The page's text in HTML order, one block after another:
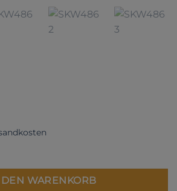
DEN WARENKORB